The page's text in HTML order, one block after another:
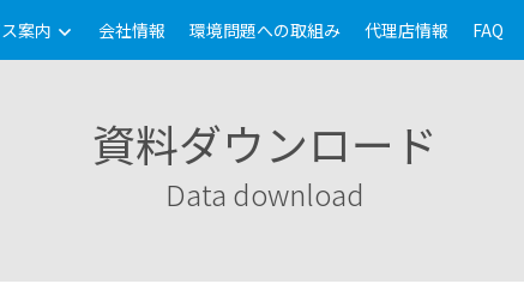
案内 会社情報 環境問題への取組み 代理店情報 FAQ
資料ダウンロード
Data download